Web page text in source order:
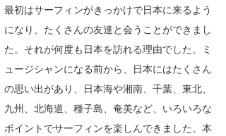
最初はサーフィンがきっかけで日本に来るよう
になり、たくさんの友達と会うことができまし
た。それが何度も日本を訪れる理由でした。ミ
ュージシャンになる前から、日本にはたくさん
の思い出があり、日本海や湘南、千葉、東北、
九州、北海道、種子島、奄美など、いろいろな
ポイントでサーフィンを楽しんできました。本
大野”MAR”修聖
喜納海人
H
KID
KOBU
KY
MIN